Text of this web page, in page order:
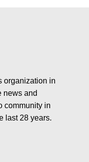
organization in
news and
community in
last 28 years.